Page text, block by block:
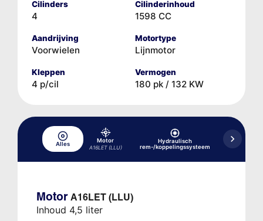
Cilinders
4
Cilinderinhoud
1598 CC
Aandrijving
Voorwielen
Motortype
Lijnmotor
Kleppen
4 p/cil
Vermogen
180 pk / 132 KW
Alles
Motor
A16LET (LLU)
Hydraulisch
rem-/koppelingssysteem
Motor A16LET (LLU)
Inhoud 4,5 liter